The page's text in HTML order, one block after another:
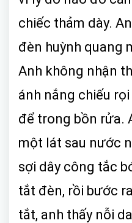
chiếc thảm dày.
đèn huỳnh quang
Anh không nhận
ánh nắng chiếu
để trong bồn rửa.
một lát sau nước
sợi dây công tắc
tắt đèn, rồi bước
tắt, anh thấy nỗi